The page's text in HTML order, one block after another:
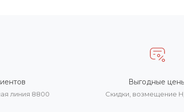
линия 8800
Выгодные
Скидки, возмещение